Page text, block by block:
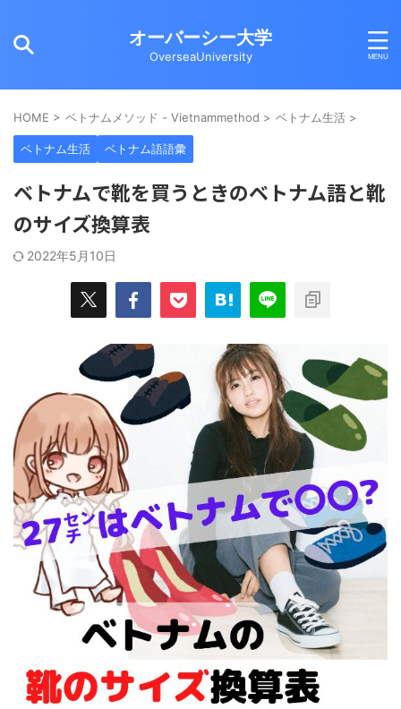
オーバーシー大学
OverseaUniversity
HOME > ベトナムメソッド - Vietnammethod > ベトナム生活 >
ベトナム生活 ベトナム語語彙
ベトナムで靴を買うときのベトナム語と靴
のサイズ換算表
2022年5月10日